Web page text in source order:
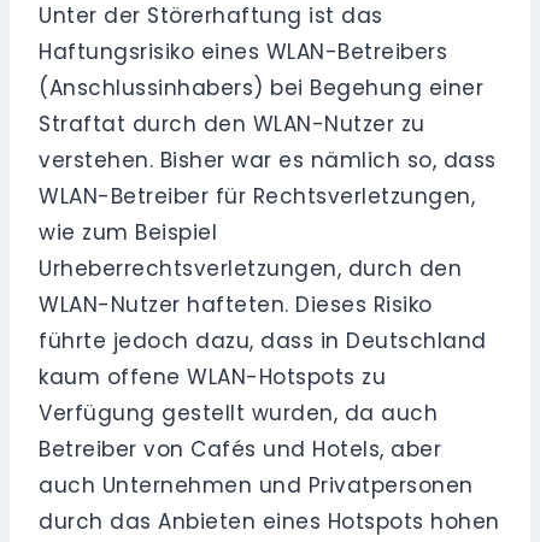
Unter der Störerhaftung ist das
Haftungsrisiko eines WLAN-Betreibers
(Anschlussinhabers) bei Begehung einer
Straftat durch den WLAN-Nutzer zu
verstehen. Bisher war es nämlich so, dass
WLAN-Betreiber für Rechtsverletzungen,
wie zum Beispiel
Urheberrechtsverletzungen, durch den
WLAN-Nutzer hafteten. Dieses Risiko
führte jedoch dazu, dass in Deutschland
kaum offene WLAN-Hotspots zu
Verfügung gestellt wurden, da auch
Betreiber von Cafés und Hotels, aber
auch Unternehmen und Privatpersonen
durch das Anbieten eines Hotspots hohen